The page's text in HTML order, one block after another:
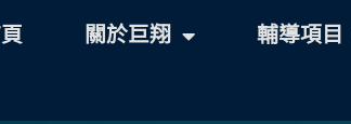
關於巨翔 輔導項目